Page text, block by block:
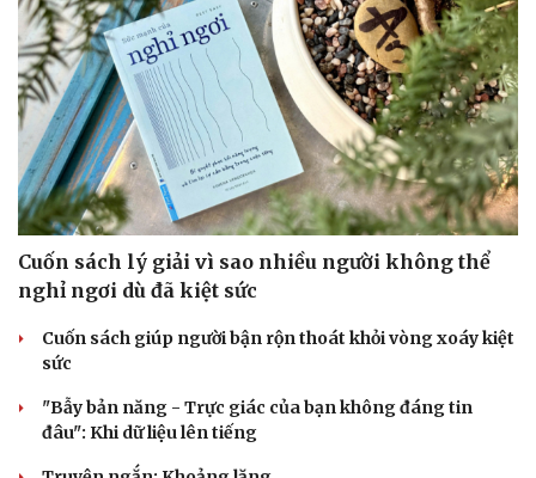
Du lịch
Tư vấn
Săn Tour
Câu chuyện thời sự
Kể chuyện cho bé
Cuốn sách lý giải vì sao nhiều người không thể
nghỉ ngơi dù đã kiệt sức
Cuốn sách giúp người bận rộn thoát khỏi vòng xoáy kiệt
sức
"Bẫy bản năng - Trực giác của bạn không đáng tin
đâu": Khi dữ liệu lên tiếng